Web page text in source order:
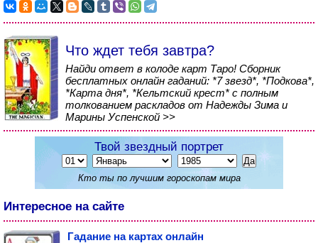
Что ждет тебя завтра?
Найди ответ в колоде карт Таро! Сборник
бесплатных онлайн гаданий: *7 звезд*, *Подкова*,
*Карта дня*, *Кельтский крест* с полным
толкованием раскладов от Надежды Зима и
Марины Успенской >>
Твой звездный портрет
Кто ты по лучшим гороскопам мира
Интересное на сайте
Гадание на картах онлайн